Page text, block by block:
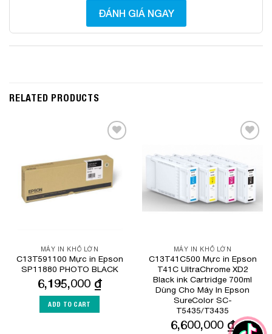
ĐÁNH GIÁ NGAY
RELATED PRODUCTS
Wishlist
MÁY IN KHỔ LỚN
C13T591100 Mực in Epson
SP11880 PHOTO BLACK
6,195,000 ₫
ADD TO CART
MÁY IN KHỔ LỚN
C13T41C500 Mực in Epson
T41C UltraChrome XD2
Black ink Cartridge 700ml
Dùng Cho Máy In Epson
SureColor SC-
T5435/T3435
6,600,000 ₫